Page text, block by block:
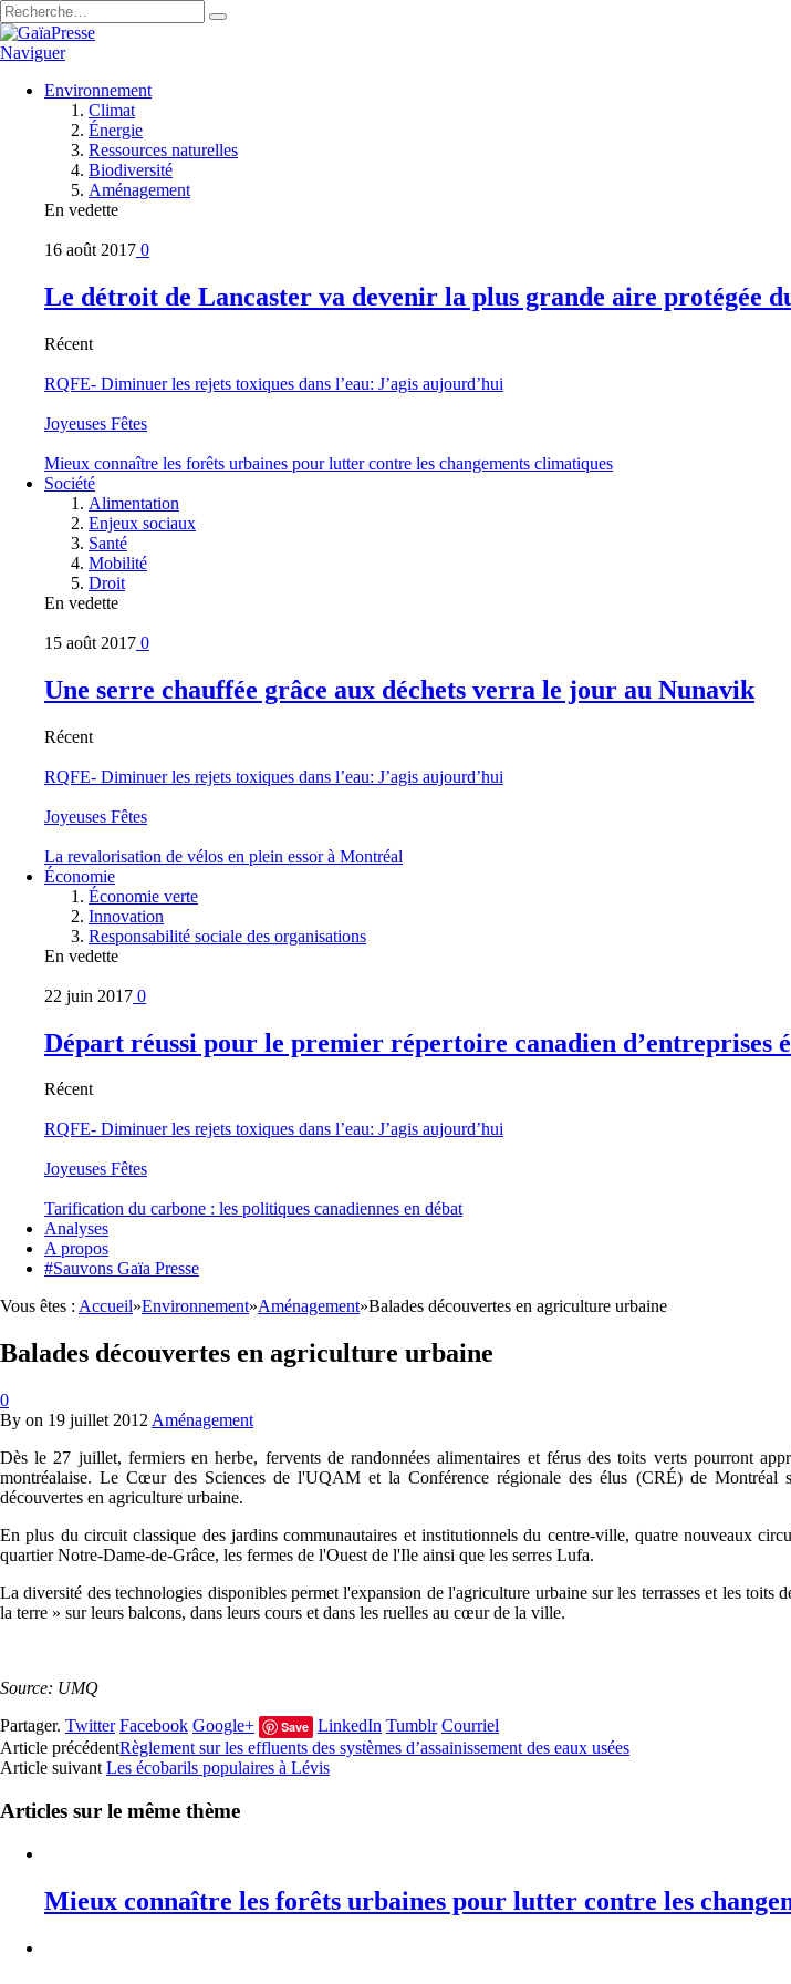
Naviguer
Environnement
Climat
Énergie
Ressources naturelles
Biodiversité
Aménagement
En vedette
16 août 2017 0
Le détroit de Lancaster va devenir la plus grande aire protégée
Récent
RQFE- Diminuer les rejets toxiques dans l’eau: J’agis aujourd’hui
Joyeuses Fêtes
Mieux connaître les forêts urbaines pour lutter contre les changements climatiques
Société
Alimentation
Enjeux sociaux
Santé
Mobilité
Droit
En vedette
15 août 2017 0
Une serre chauffée grâce aux déchets verra le jour au Nunavik
Récent
RQFE- Diminuer les rejets toxiques dans l’eau: J’agis aujourd’hui
Joyeuses Fêtes
La revalorisation de vélos en plein essor à Montréal
Économie
Économie verte
Innovation
Responsabilité sociale des organisations
En vedette
22 juin 2017 0
Départ réussi pour le premier répertoire canadien d’entreprises
Récent
RQFE- Diminuer les rejets toxiques dans l’eau: J’agis aujourd’hui
Joyeuses Fêtes
Tarification du carbone : les politiques canadiennes en débat
Analyses
A propos
#Sauvons Gaïa Presse
Vous êtes : Accueil»Environnement»Aménagement»Balades découvertes en agriculture urbaine
Balades découvertes en agriculture urbaine
0
By on 19 juillet 2012 Aménagement
Dès le 27 juillet, fermiers en herbe, fervents de randonnées alimentaires et férus des toits verts pourront
montréalaise. Le Cœur des Sciences de l'UQAM et la Conférence régionale des élus (CRÉ) de Montréal
découvertes en agriculture urbaine.
En plus du circuit classique des jardins communautaires et institutionnels du centre-ville, quatre nouveaux
quartier Notre-Dame-de-Grâce, les fermes de l'Ouest de l'Ile ainsi que les serres Lufa.
La diversité des technologies disponibles permet l'expansion de l'agriculture urbaine sur les terrasses et les
la terre » sur leurs balcons, dans leurs cours et dans les ruelles au cœur de la ville.
Source: UMQ
Partager. Twitter Facebook Google+ Save LinkedIn Tumblr Courriel
Article précédentRèglement sur les effluents des systèmes d’assainissement des eaux usées
Article suivant Les écobarils populaires à Lévis
Articles sur le même thème
Mieux connaître les forêts urbaines pour lutter contre les